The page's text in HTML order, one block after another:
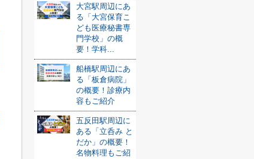
大宮駅周辺にあ
る「大宮保育こ
ども医療秘書専
門学校」の概
要！学科...
船橋駅周辺にあ
る「板倉病院」
の概要！診療内
容もご紹介
五反田駅周辺に
ある「立呑み と
だか」の概要！
名物料理もご紹